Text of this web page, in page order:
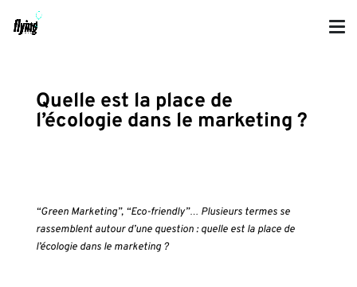
Quelle est la place de
l’écologie dans le marketing ?
“Green Marketing”, “Eco-friendly”… Plusieurs termes se
rassemblent autour d’une question : quelle est la place de
l’écologie dans le marketing ?